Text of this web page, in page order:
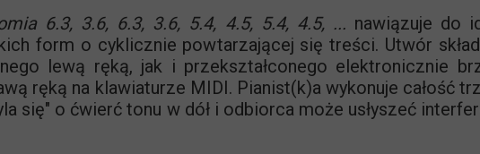
6.3, 3.6, 6.3, 3.6, 5.4, 4.5, 5.4, 4.5, ... nawiązuje do
form o cyklicznie powtarzającej się treści. Utwór
lewą ręką, jak i przekształconego elektronicznie
ręką na klawiaturze MIDI. Pianist(k)a wykonuje całość
się" o ćwierć tonu w dół i odbiorca może usłyszeć